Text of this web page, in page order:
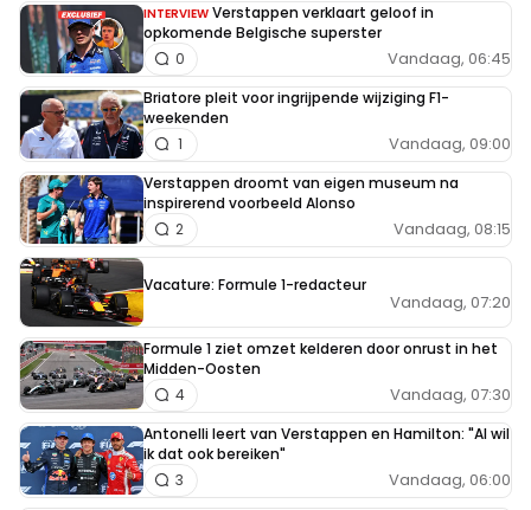
INTERVIEW Verstappen verklaart geloof in
opkomende Belgische superster
Vandaag, 06:45
0
Briatore pleit voor ingrijpende wijziging F1-
weekenden
Vandaag, 09:00
1
Verstappen droomt van eigen museum na
inspirerend voorbeeld Alonso
Vandaag, 08:15
2
Vacature: Formule 1-redacteur
Vandaag, 07:20
Formule 1 ziet omzet kelderen door onrust in het
Midden-Oosten
Vandaag, 07:30
4
Antonelli leert van Verstappen en Hamilton: "Al wil
ik dat ook bereiken"
Vandaag, 06:00
3